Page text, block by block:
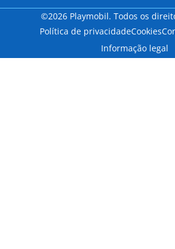
©2026 Playmobil. Todos os
Política de privacidadeCookies
Informação legal